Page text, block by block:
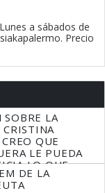
a sábados de
Precio
SOBRE LA
CRISTINA
QUE
LE PUEDA
LO QUE
DE LA